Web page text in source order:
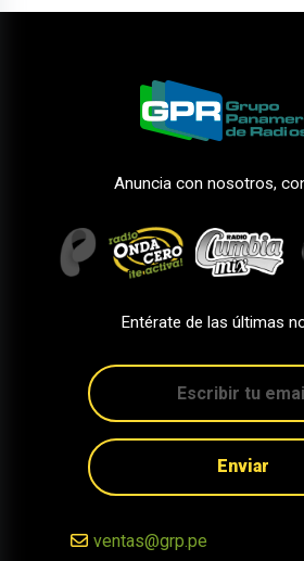
Anuncia con nosotros,
Entérate de las últimas
Enviar
ventas@grp.pe